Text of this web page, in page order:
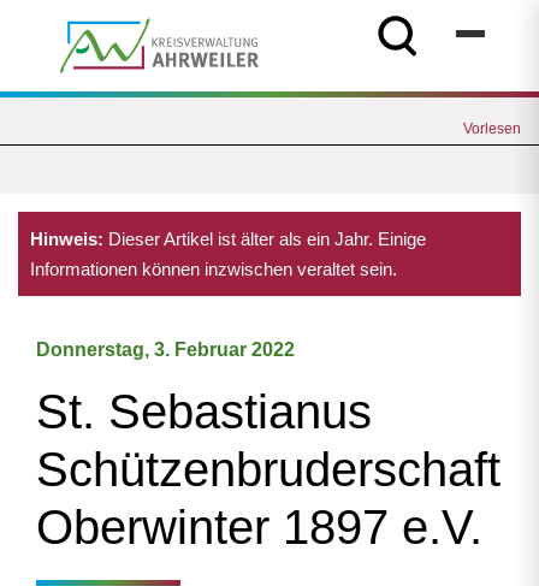
Vorlesen
Hinweis: Dieser Artikel ist älter als ein Jahr. Einige
Informationen können inzwischen veraltet sein.
Donnerstag, 3. Februar 2022
St. Sebastianus
Schützenbruderschaft
Oberwinter 1897 e.V.